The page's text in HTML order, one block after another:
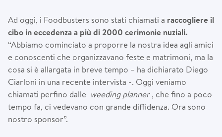
Ad oggi, i Foodbusters sono stati chiamati a raccogliere il
cibo in eccedenza a più di 2000 cerimonie nuziali.
“Abbiamo cominciato a proporre la nostra idea agli amici
e conoscenti che organizzavano feste e matrimoni, ma la
cosa si è allargata in breve tempo – ha dichiarato Diego
Ciarloni in una recente intervista -. Oggi veniamo
chiamati perfino dalle weeding planner , che fino a poco
tempo fa, ci vedevano con grande diffidenza. Ora sono
nostro sponsor”.